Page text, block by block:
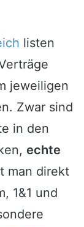
listen
jeweiligen
Zwar sind
in den
echte
man direkt
1&1 und